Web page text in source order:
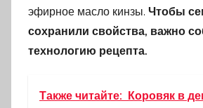
эфирное масло кинзы. Чтобы
сохранили свойства, важно
технологию рецепта.
Также читайте:
Коровяк в